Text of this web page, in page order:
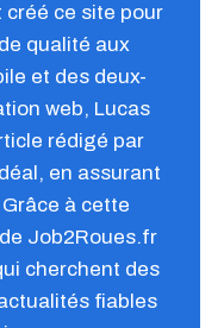
créé ce site pour
qualité aux
et des deux-
web, Lucas
rédigé par
en assurant
à cette
Job2Roues.fr
cherchent des
fiables